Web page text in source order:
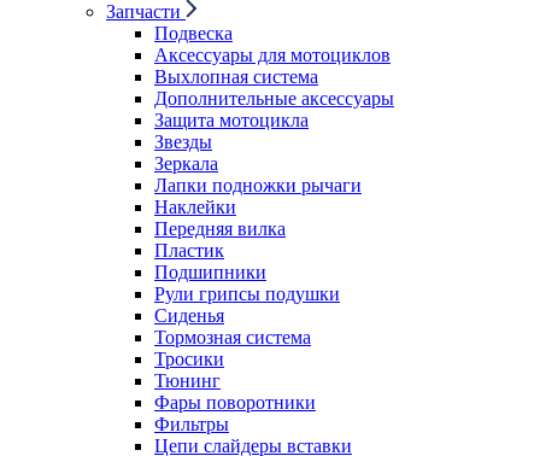
Запчасти
Подвеска
Аксессуары для мотоциклов
Выхлопная система
Дополнительные аксессуары
Защита мотоцикла
Звезды
Зеркала
Лапки подножки рычаги
Наклейки
Передняя вилка
Пластик
Подшипники
Рули грипсы подушки
Сиденья
Тормозная система
Тросики
Тюнинг
Фары поворотники
Фильтры
Цепи слайдеры вставки